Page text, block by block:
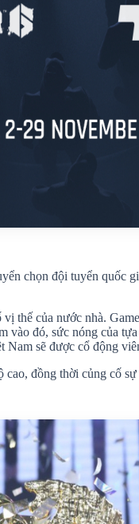
chọn đội tuyển quốc
thế của nước nhà.
đó, sức nóng của
sẽ được cổ động
đồng thời củng cố